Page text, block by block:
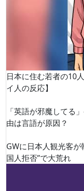
日本に住む若者の10
イ人の反応】
「英語が邪魔してる
由は言語が原因？
GWに日本人観光客
国人拒否”で大荒れ